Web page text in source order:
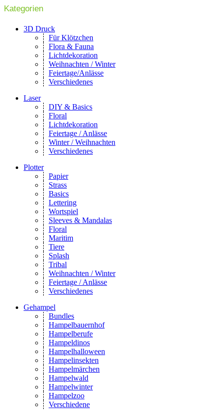
Kategorien
3D Druck
Für Klötzchen
Flora & Fauna
Lichtdekoration
Weihnachten / Winter
Feiertage/Anlässe
Verschiedenes
Laser
DIY & Basics
Floral
Lichtdekoration
Feiertage / Anlässe
Winter / Weihnachten
Verschiedenes
Plotter
Papier
Strass
Basics
Lettering
Wortspiel
Sleeves & Mandalas
Floral
Maritim
Tiere
Splash
Tribal
Weihnachten / Winter
Feiertage / Anlässe
Verschiedenes
Gehampel
Bundles
Hampelbauernhof
Hampelberufe
Hampeldinos
Hampelhalloween
Hampelinsekten
Hampelmärchen
Hampelwald
Hampelwinter
Hampelzoo
Verschiedene